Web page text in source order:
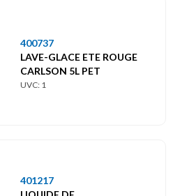
400737
LAVE-GLACE ETE ROUGE
CARLSON 5L PET
UVC: 1
401217